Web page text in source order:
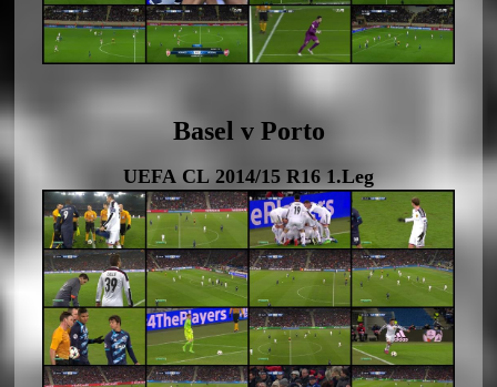
Basel v Porto
UEFA CL 2014/15 R16 1.Leg